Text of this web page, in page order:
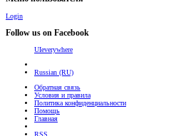
Login
Follow us on Facebook
UIeverywhere
Russian (RU)
Обратная связь
Условия и правила
Политика конфиденциальности
Помощь
Главная